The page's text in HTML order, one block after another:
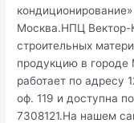
Москва.НПЦ Вектор-
строительных
продукцию в
работает по адресу
оф. 119 и доступна
7308121.На нашем